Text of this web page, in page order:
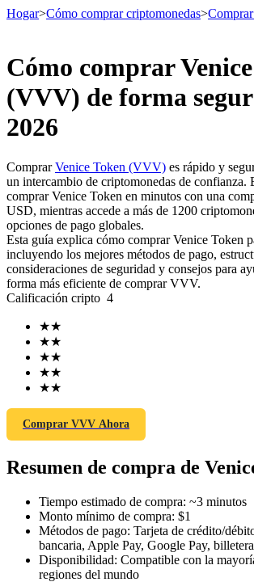
Futuros
Futuros del USDT
Futuros que utilizan USDT como garantía
Futuros de criptomonedas
TradFi
Derivados de acciones, divisas, metales
primas
Hogar>Cómo comprar criptomonedas>
Cómo comprar
(VVV) de forma
2026
ComprarVenice Token (VVV) es rápido y
un intercambio de criptomonedas de confianza.
comprar Venice Token en minutos con una
USD, mientras accede a más de 1200
opciones de pago globales.
Esta guía explica cómo comprar Venice Token
incluyendo los mejores métodos de pago,
consideraciones de seguridad y consejos para
forma más eficiente de comprar VVV.
Calificación cripto 4
★★
★★
★★
★★
★★
Comprar VVV Ahora
Resumen de compra de
Tiempo estimado de compra: ~3 minutos
Monto mínimo de compra: $1
Métodos de pago: Tarjeta de crédito/
bancaria, Apple Pay, Google Pay,
Disponibilidad: Compatible con la
regiones del mundo